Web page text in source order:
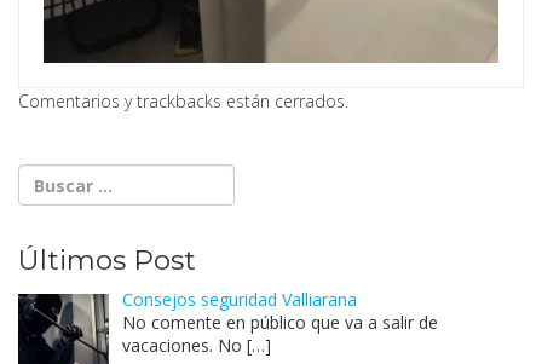
Comentarios y trackbacks están cerrados.
Últimos Post
Consejos seguridad Valliarana
No comente en público que va a salir de
vacaciones. No […]